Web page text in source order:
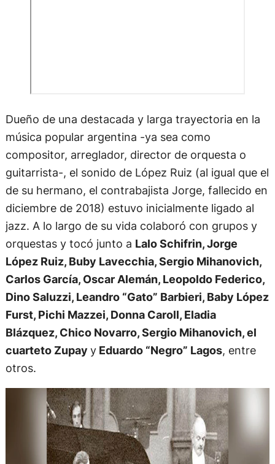
Dueño de una destacada y larga trayectoria en la
música popular argentina -ya sea como
compositor, arreglador, director de orquesta o
guitarrista-, el sonido de López Ruiz (al igual que el
de su hermano, el contrabajista Jorge, fallecido en
diciembre de 2018) estuvo inicialmente ligado al
jazz. A lo largo de su vida colaboró con grupos y
orquestas y tocó junto a Lalo Schifrin, Jorge
López Ruiz, Buby Lavecchia, Sergio Mihanovich,
Carlos García, Oscar Alemán, Leopoldo Federico,
Dino Saluzzi, Leandro “Gato” Barbieri, Baby López
Furst, Pichi Mazzei, Donna Caroll, Eladia
Blázquez, Chico Novarro, Sergio Mihanovich, el
cuarteto Zupay yEduardo “Negro” Lagos, entre
otros.